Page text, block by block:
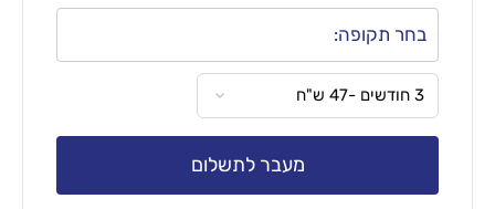
בחר תקופה:
מעבר לתשלום